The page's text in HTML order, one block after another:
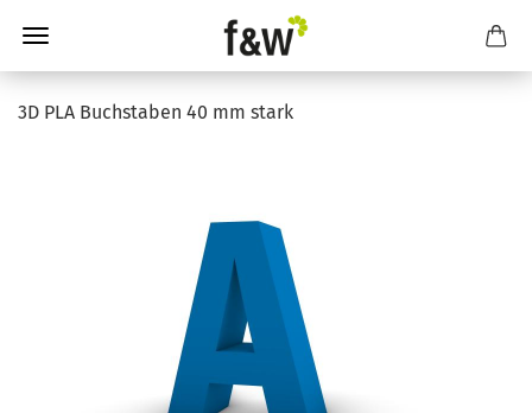
3D PLA Buchstaben 40 mm stark